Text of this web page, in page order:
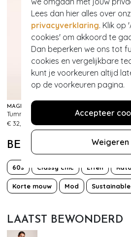
Lees dan hier alles over
privacyverklaring. Klik op
cookies' om akkoord te
Dan beperken we ons tot
cookies en vergelijkbare
kunt je voorkeuren altijd
op de voorkeuren pagina.
Accepteer
Weigeren
MAGIC BODYFASHION
Tummy Shaper Lace Slip in Zwart
€ 32,95
330
BEKIJK MEER VAN
60s Classy chic Effen
Korte mouw Mod
LAATST BEWONDERD